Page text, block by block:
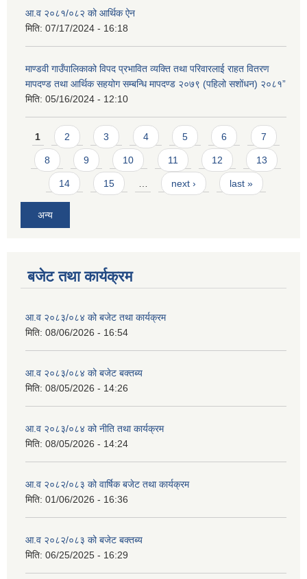
आ.व २०८१/०८२ को आर्थिक ऐन
मिति: 07/17/2024 - 16:18
माण्डवी गाउँपालिकाको विपद प्रभावित व्यक्ति तथा परिवारलाई राहत वितरण
मापदण्ड तथा आर्थिक सहयोग सम्बन्धि मापदण्ड २०७९ (पहिलो सशोंधन) २०८१”
मिति: 05/16/2024 - 12:10
Pages
1 2 3 4 5 6 7
8 9 10 11 12 13
14 15 next › last »
अन्य
बजेट तथा कार्यक्रम
आ.व २०८३/०८४ को बजेट तथा कार्यक्रम
मिति: 08/06/2026 - 16:54
आ.व २०८३/०८४ को बजेट बक्तब्य
मिति: 08/05/2026 - 14:26
आ.व २०८३/०८४ को नीति तथा कार्यक्रम
मिति: 08/05/2026 - 14:24
आ.व २०८२/०८३ को वार्षिक बजेट तथा कार्यक्रम
मिति: 01/06/2026 - 16:36
आ.व २०८२/०८३ को बजेट बक्तब्य
मिति: 06/25/2025 - 16:29